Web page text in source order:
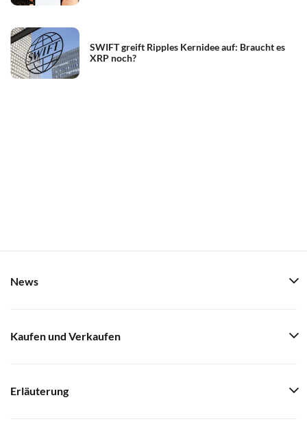
SWIFT greift Ripples Kernidee auf: Braucht es
XRP noch?
News
Kaufen und Verkaufen
Erläuterung